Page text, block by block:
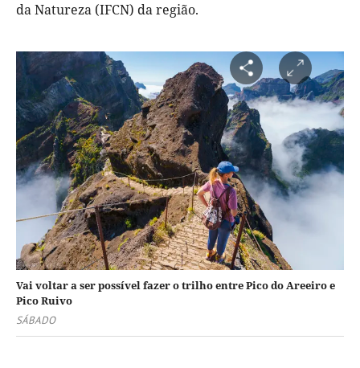
da Natureza (IFCN) da região.
Vai voltar a ser possível fazer o trilho entre Pico do Areeiro e
Pico Ruivo
SÁBADO